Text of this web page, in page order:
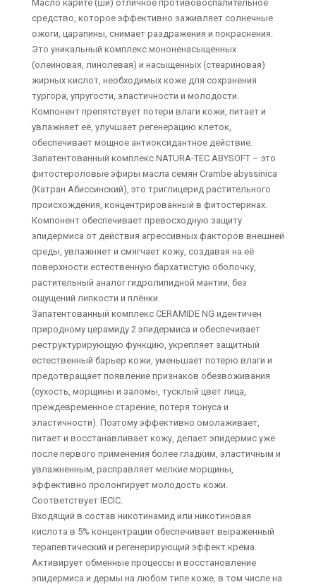
Масло карите (ши) отличное противовоспалительное
средство, которое эффективно заживляет солнечные
ожоги, царапины, снимает раздражения и покраснения.
Это уникальный комплекс мононенасыщенных
(олеиновая, линолевая) и насыщенных (стеариновая)
жирных кислот, необходимых коже для сохранения
тургора, упругости, эластичности и молодости.
Компонент препятствует потери влаги кожи, питает и
увлажняет её, улучшает регенерацию клеток,
обеспечивает мощное антиоксидантное действие.
Запатентованный комплекс NATURA-TEC ABYSOFT – это
фитостероловые эфиры масла семян Crambe abyssinica
(Катран Абиссинский), это триглицерид растительного
происхождения, концентрированный в фитостеринах.
Компонент обеспечивает превосходную защиту
эпидермиса от действия агрессивных факторов внешней
среды, увлажняет и смягчает кожу, создавая на её
поверхности естественную бархатистую оболочку,
растительный аналог гидролипидной мантии, без
ощущений липкости и плёнки.
Запатентованный комплекс CERAMIDE NG идентичен
природному церамиду 2 эпидермиса и обеспечивает
реструктурирующую функцию, укрепляет защитный
естественный барьер кожи, уменьшает потерю влаги и
предотвращает появление признаков обезвоживания
(сухость, морщины и заломы, тусклый цвет лица,
преждевременное старение, потеря тонуса и
эластичности). Поэтому эффективно омолаживает,
питает и восстанавливает кожу, делает эпидермис уже
после первого применения более гладким, эластичным и
увлажненным, расправляет мелкие морщины,
эффективно пролонгирует молодость кожи.
Соответствует IECIC.
Входящий в состав никотинамид или никотиновая
кислота в 5% концентрации обеспечивает выраженный
терапевтический и регенерирующий эффект крема.
Активирует обменные процессы и восстановление
эпидермиса и дермы на любом типе коже, в том числе на